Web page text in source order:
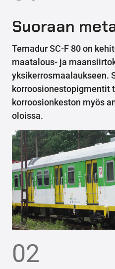
Suoraan
Temadur SC-F 80 on
maatalous- ja
yksikerrosmaalaukseen.
korroosionestopigmentit
korroosionkeston myös
oloissa.
02